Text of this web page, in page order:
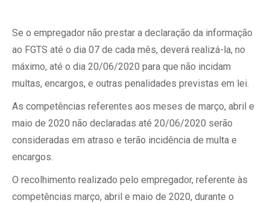
Se o empregador não prestar a declaração da informação
ao FGTS até o dia 07 de cada mês, deverá realizá-la, no
máximo, até o dia 20/06/2020 para que não incidam
multas, encargos, e outras penalidades previstas em lei.
As competências referentes aos meses de março, abril e
maio de 2020 não declaradas até 20/06/2020 serão
consideradas em atraso e terão incidência de multa e
encargos.
O recolhimento realizado pelo empregador, referente às
competências março, abril e maio de 2020, durante o